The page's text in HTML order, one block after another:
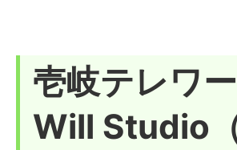
壱岐テレワ
Will Studio